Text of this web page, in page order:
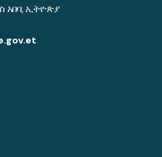
አበባ, ኢትዮጵያ